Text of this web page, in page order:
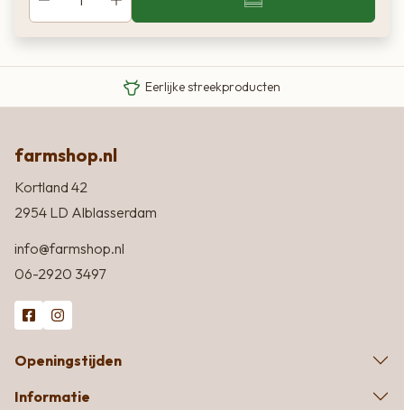
Eigen Limousin runderen
Eerlijke streekproducten
farmshop.nl
Kortland 42
2954 LD Alblasserdam
info@farmshop.nl
06-2920 3497
Openingstijden
Informatie